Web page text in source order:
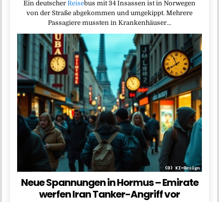
Ein deutscher Reisebus mit 34 Insassen ist in Norwegen
von der Straße abgekommen und umgekippt. Mehrere
Passagiere mussten in Krankenhäuser…
Neue Spannungen in Hormus – Emirate
werfen Iran Tanker-Angriff vor